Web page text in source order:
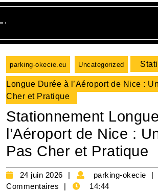
for:
parking-okecie.eu Uncategorized
Longue Durée à l’Aéroport de Nice :
Cher et Pratique
Stationnement
l’Aéroport de Nice :
Pas Cher et Pratique
24 juin 2026
24
juin
parking-okecie
Commentaires
14:44